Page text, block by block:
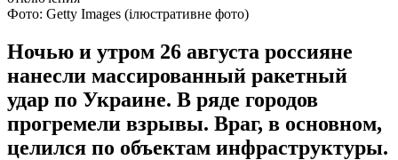
Фото: Getty Images (ілюстративне фото)
Ночью и утром 26 августа россияне
нанесли массированный ракетный
удар по Украине. В ряде городов
прогремели взрывы. Враг, в основном,
целился по объектам инфраструктуры.